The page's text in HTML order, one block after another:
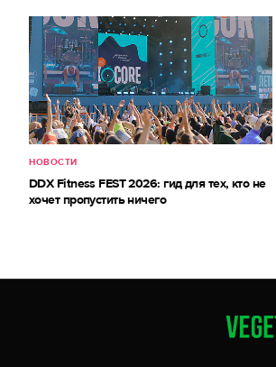
НОВОСТИ
DDX Fitness FEST 2026: гид для тех, кто не
хочет пропустить ничего